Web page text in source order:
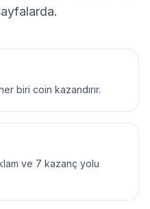
biri coin kazandırır.
ve 7 kazanç yolu